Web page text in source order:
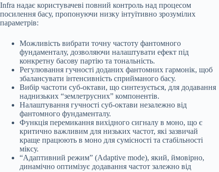
Infra надає користувачеві повний контроль над процесом
посилення басу, пропонуючи низку інтуїтивно зрозумілих
параметрів:
Можливість вибрати точну частоту фантомного
фундаменталу, дозволяючи налаштувати ефект під
конкретну басову партію та тональність.
Регулювання гучності доданих фантомних гармонік, щоб
збалансувати інтенсивність сприйманого басу.
Вибір частоти суб-октави, що синтезується, для додавання
наднизьких “землетрусних” компонентів.
Налаштування гучності суб-октави незалежно від
фантомного фундаменталу.
Функція перемикання вихідного сигналу в моно, що є
критично важливим для низьких частот, які зазвичай
краще працюють в моно для сумісності та стабільності
міксу.
“Адаптивний режим” (Adaptive mode), який, ймовірно,
динамічно оптимізує додавання частот залежно від